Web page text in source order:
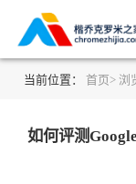
当前位置： 首页> 浏
如何评测